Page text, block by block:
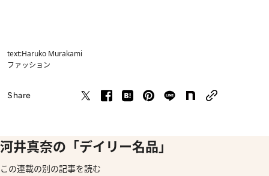
text:Haruko Murakami
ファッション
Share
河井真奈の「デイリー名品」
この連載の別の記事を読む